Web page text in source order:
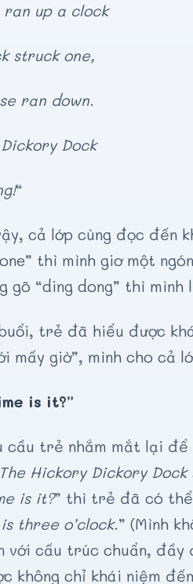
ran up a clock
struck one,
ran down.
Dock
“
cả lớp cùng đọc đến
thì mình giơ một
gõ “ding dong” thì mình
trẻ đã hiểu được
mấy giờ”, mình cho cả
is it?”
cầu trẻ nhắm mắt lại
The Hickory Dickory Dock
is it?” thì trẻ đã có
three o’clock.” (Mình
với cấu trúc chuẩn,
không chỉ khái niệm